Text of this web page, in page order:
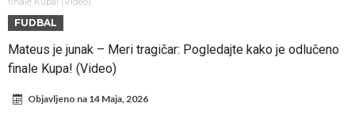
Francuski sudac suočen s pritvorom zbog navoda o nasilju u
porodici
Ovo je nova situacija za Novaka: Siner i Alkaraz otkazuju, Zverev bez
FUDBAL
Mateus je junak – Meri tragičar: Pogledajte kako je odlučeno
finale Kupa! (Video)
Objavljeno na 14 Maja, 2026